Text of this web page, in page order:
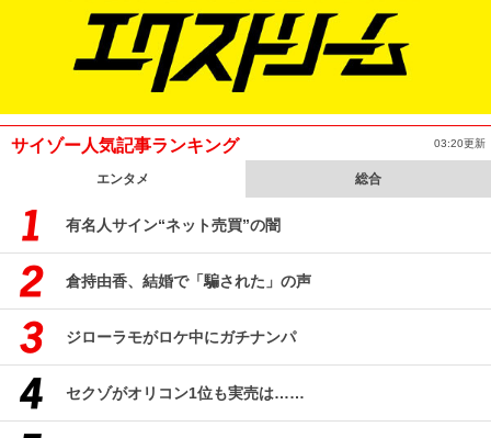
サイゾー人気記事ランキング 03:20更新
エンタメ 総合
有名人サイン“ネット売買”の闇
倉持由香、結婚で「騙された」の声
ジローラモがロケ中にガチナンパ
セクゾがオリコン1位も実売は……